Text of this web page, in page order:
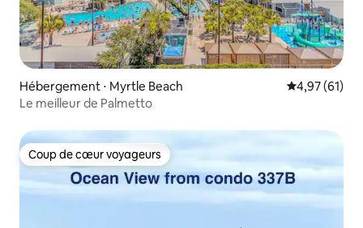
Hébergement ⋅ Myrtle Beach Évaluation
4,97 (61)
Le meilleur de Palmetto
Coup de cœur voyageurs
Coup de cœur voyageurs